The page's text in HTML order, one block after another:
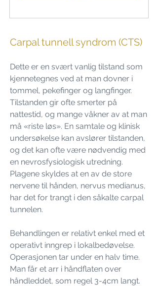
Carpal tunnell syndrom (CTS)
Dette er en svært vanlig tilstand som
kjennetegnes ved at man dovner i
tommel, pekefinger og langfinger.
Tilstanden gir ofte smerter på
nattestid, og mange våkner av at man
må «riste løs». En samtale og klinisk
undersøkelse kan avslører tilstanden,
og det kan ofte være nødvendig med
en nevrosfysiologisk utredning.
Plagene skyldes at en av de store
nervene til hånden, nervus medianus,
har det for trangt i den såkalte carpal
tunnelen.
Behandlingen er relativt enkel med et
operativt inngrep i lokalbedøvelse.
Operasjonen tar under en halv time.
Man får et arr i håndflaten over
håndleddet, som regel 3-4cm langt.